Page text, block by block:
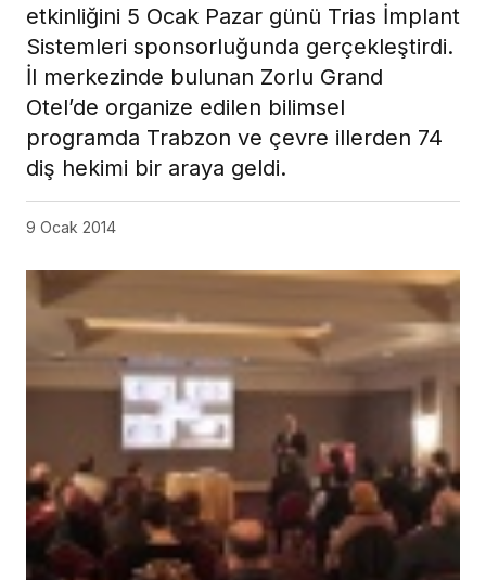
etkinliğini 5 Ocak Pazar günü Trias İmplant
Sistemleri sponsorluğunda gerçekleştirdi.
İl merkezinde bulunan Zorlu Grand
Otel’de organize edilen bilimsel
programda Trabzon ve çevre illerden 74
diş hekimi bir araya geldi.
9 Ocak 2014